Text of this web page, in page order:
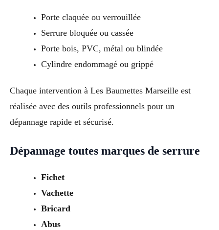
Porte claquée ou verrouillée
Serrure bloquée ou cassée
Porte bois, PVC, métal ou blindée
Cylindre endommagé ou grippé
Chaque intervention à Les Baumettes Marseille est
réalisée avec des outils professionnels pour un
dépannage rapide et sécurisé.
Dépannage toutes marques de serrure
Fichet
Vachette
Bricard
Abus